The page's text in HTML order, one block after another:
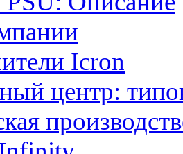
Icron
центр: